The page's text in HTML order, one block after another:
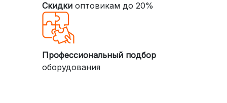
Скидкиоптовикам до 20%
Профессиональный подбор
оборудования